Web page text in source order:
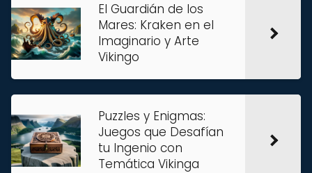
El Guardián de los
Mares: Kraken en el
Imaginario y Arte
Vikingo
Puzzles y Enigmas:
Juegos que Desafían
tu Ingenio con
Temática Vikinga